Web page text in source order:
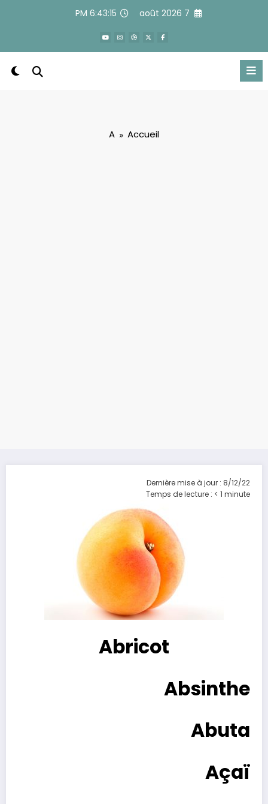
7 août 2026
6:43:15 PM
Accueil
A
Dernière mise à jour : 8/12/22
Temps de lecture : < 1 minute
Abricot
Absinthe
Abuta
Açaï